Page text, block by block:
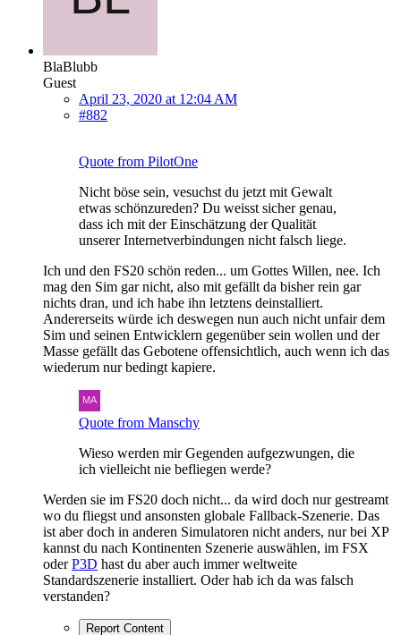
BlaBlubb
Guest
April 23, 2020 at 12:04 AM
#882
Quote from PilotOne
Nicht böse sein, vesuchst du jetzt mit Gewalt
etwas schönzureden? Du weisst sicher genau,
dass ich mit der Einschätzung der Qualität
unserer Internetverbindungen nicht falsch liege.
Ich und den FS20 schön reden... um Gottes Willen, nee. Ich
mag den Sim gar nicht, also mit gefällt da bisher rein gar
nichts dran, und ich habe ihn letztens deinstalliert.
Andererseits würde ich deswegen nun auch nicht unfair dem
Sim und seinen Entwicklern gegenüber sein wollen und der
Masse gefällt das Gebotene offensichtlich, auch wenn ich das
wiederum nur bedingt kapiere.
Quote from Manschy
Wieso werden mir Gegenden aufgezwungen, die
ich vielleicht nie befliegen werde?
Werden sie im FS20 doch nicht... da wird doch nur gestreamt
wo du fliegst und ansonsten globale Fallback-Szenerie. Das
ist aber doch in anderen Simulatoren nicht anders, nur bei XP
kannst du nach Kontinenten Szenerie auswählen, im FSX
oderP3D hast du aber auch immer weltweite
Standardszenerie installiert. Oder hab ich da was falsch
verstanden?
Report Content